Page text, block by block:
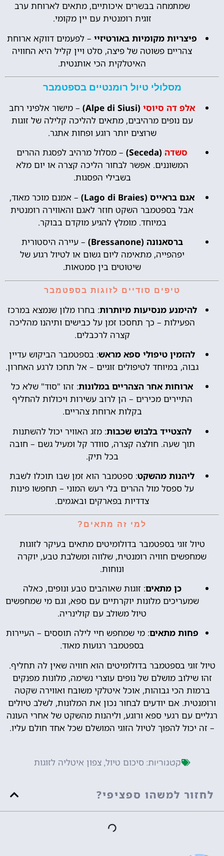
שמתמחה בבשרים איכותיים, מתאים לארוחת ערב
זוגית רומנטית עם יין מקומי.
פיצריות מקומיות באורטיזיי – לפעמים דווקא ארוחת
צהריים פשוטה של פיצה, סלט ויין קליל היא החוויה
האיטלקית הכי אותנטית.
מסלולי טיול רומנטיים בספטמבר
אלפ דה סיוסי (Alpe di Siusi)
– מישור אלפיני רחב
עם נופים מרהיבים, מתאים להליכה קלילה של זוגות
שרוצים יותר רוגע ופחות אתגר.
סשדה (Seceda)
– מסלול מרהיב לפסגת ההרים
המשוננים. אפשר לבחור הליכה קצרה או יום מלא
בשבילי הפסגות.
אגם בראייס (Lago di Braies)
– אמנם מוכר מאוד,
אבל בספטמבר השקט חוזר לאגם והאווירה רומנטית
במיוחד. מומלץ להגיע מוקדם בבוקר.
ברסאנונה (Bressanone)
– עיירה היסטורית
יפהפייה, מתאימה ליום גשום או לטיול רגוע של
שיטוטים בין סמטאות.
טיפים סודיים לזוגות בספטמבר
להימנע מנסיעות מיותרות: בחרו מלון שנמצא במרכז
הפעילות – כך תחסכו זמן על כבישים ותיהנו מהליכה
קצרה לרכבלים.
להזמין טיפולי ספא מראש: בספטמבר הביקוש עדיין
גבוה, במיוחד לטיפולים זוגיים – אל תחכו לרגע האחרון.
ארוחות אחר הצהריים במלונות: זהו "סוד" שלא כל
התיירים מכירים – הן לרוב עשירות ויכולות להחליף
בקלות ארוחת צהריים.
להצטייד בלבוש שכבות: מזג האוויר יכול להשתנות
תוך שעה. חולצה קצרה, סוודר קל ומעיל גשם – חובה
בכל תיק.
ליהנות מהשקט: ספטמבר הוא זמן שבו תוכלו לשבת
על ספסל מול ההרים בלי רעש המוני – תחפשו פינות
צדדיות בפארקים ובאגמים.
למי זה מתאים?
טיול זוגי בספטמבר בדולומיטים מתאים בעיקר לזוגות
שמחפשים חוויה רומנטית, שלווה ומשלבת טבע, יוקרה
ונוחות.
כן מתאים: זוגות שאוהבים טבע ונופים, כאלה
שמעריכים מלונות יוקרתיים עם ספא, וגם מי שמחפשים
טיול משולב עם קולינריה.
פחות מתאים: מי שמחפש חיי לילה תוססים – העיירות
בספטמבר רגועות מאוד.
טיול זוגי בספטמבר בדולומיטים הוא חוויה שאין לה תחליף.
זהו שילוב מושלם של נופים עוצרי נשימה, מלונות מפנקים
ברמות הכי גבוהות, אוכל איטלקי משובח ואווירה שקטה
ורומנטית. אם יודעים לבחור נכון את המלונות, לשלב טיולים
רגליים עם רגעי ספא ורוגע, וליהנות מהשקט של אחרי העונה
– זה יכול להפוך לטיול הזוגי המושלם שכל אחד חולם עליו.
קטגוריות: סיכום טיול,צפון איטליה לזוגות
לחזור למשהו ספציפי?